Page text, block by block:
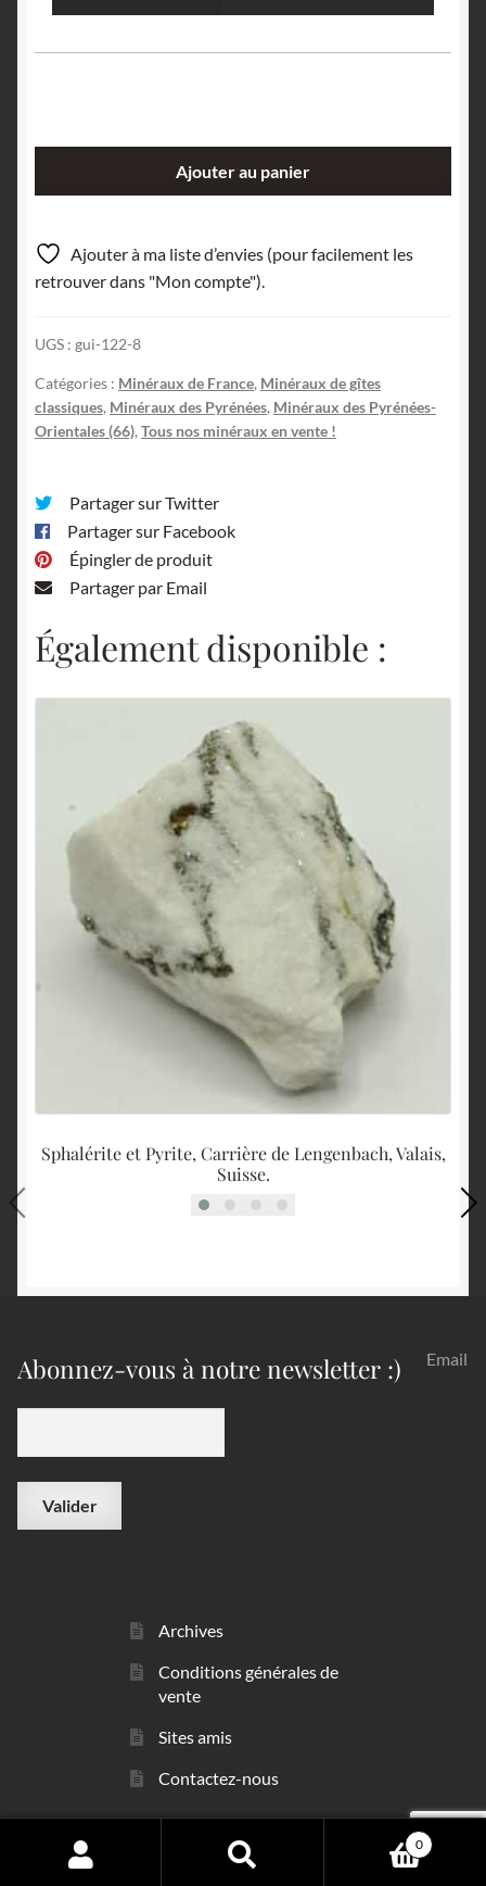
Batère,
Corsavy,
Pyrénées-
Ajouter au panier
Ajouter à ma liste d’envies (pour facilement les
retrouver dans "Mon compte").
UGS : gui-122-8
Catégories : Minéraux de France, Minéraux de gîtes
classiques, Minéraux des Pyrénées, Minéraux des Pyrénées-
Orientales (66),Tous nos minéraux en vente !
Partager sur Twitter
Partager sur Facebook
Épingler de produit
Partager par Email
Également disponible :
Sphalérite et Pyrite, Carrière de Lengenbach, Valais,
Suisse.
Abonnez-vous à notre newsletter :) Email
Archives
Conditions générales de
vente
Sites amis
Contactez-nous
© sarl Les Minéraux 2006 - 2026
Search
0